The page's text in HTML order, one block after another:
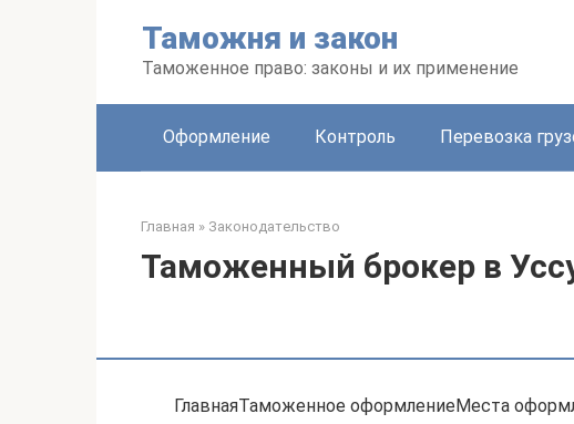
Таможня и закон
Таможенное право: законы и их применение
Оформление Контроль Перевозка
Главная » Законодательство
Таможенный брокер в
ГлавнаяТаможенное оформлениеМеста